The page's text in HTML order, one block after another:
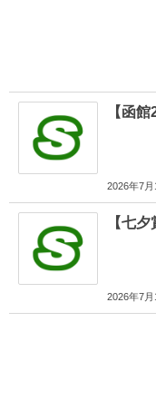
【函
2026年7
【七
2026年7